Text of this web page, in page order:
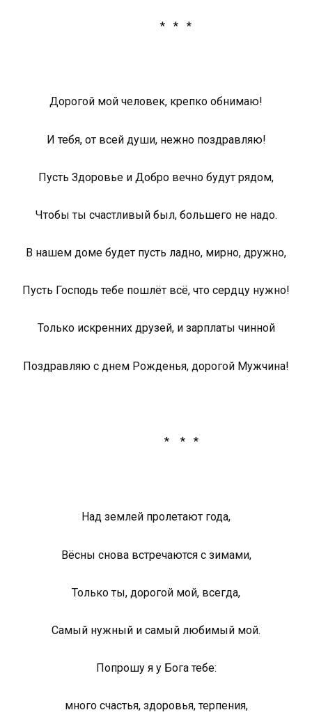
* * *
Дорогой мой человек, крепко обнимаю!
И тебя, от всей души, нежно поздравляю!
Пусть Здоровье и Добро вечно будут рядом,
Чтобы ты счастливый был, большего не надо.
В нашем доме будет пусть ладно, мирно, дружно,
Пусть Господь тебе пошлёт всё, что сердцу нужно!
Только искренних друзей, и зарплаты чинной
Поздравляю с днем Рожденья, дорогой Мужчина!
* * *
Над землей пролетают года,
Вёсны снова встречаются с зимами,
Только ты, дорогой мой, всегда,
Самый нужный и самый любимый мой.
Попрошу я у Бога тебе:
много счастья, здоровья, терпения,